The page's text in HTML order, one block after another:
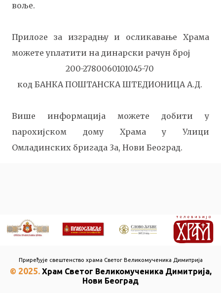
воље.
Прилоге за изградњу и осликавање Храма
можете уплатити на динарски рачун број
200-2780060101045-70
код БАНКА ПОШТАНСКА ШТЕДИОНИЦА А.Д.
Више информација можете добити у
парохијском дому Храма у Улици
Омладинских бригада 3a, Нови Београд.
Приређује свештенство храма Светог Великомученика Димитрија
© 2025. Храм Светог Великомученика Димитрија,
Нови Београд